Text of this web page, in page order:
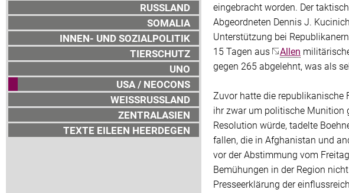
RUSSLAND
SOMALIA
INNEN- UND SOZIALPOLITIK
TIERSCHUTZ
UNO
USA / NEOCONS
WEISSRUSSLAND
ZENTRALASIEN
TEXTE EILEEN HEERDEGEN
eingebracht worden. Der
Abgeordneten Dennis J.
Unterstützung bei
15 Tagen aus
Allen
gegen 265 abgelehnt, was als
Zuvor hatte die
ihr zwar um politische Munition
Resolution würde, tadelte
fallen, die in Afghanistan und
vor der Abstimmung vom
Bemühungen in der Region
Presseerklärung der